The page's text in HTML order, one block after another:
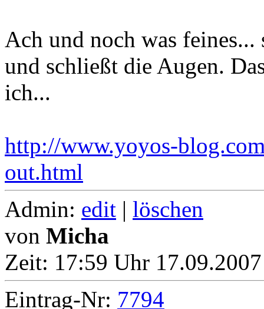
Ach und noch was
und schließt die Augen.
ich...
http://www.yoyos-
out.html
Admin: edit | löschen
von Micha
Zeit: 17:59 Uhr
Eintrag-Nr: 7794